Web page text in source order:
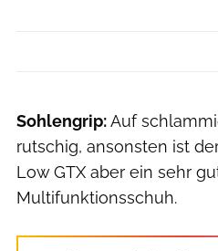
Sohlengrip:Auf
rutschig, ansonsten ist
Low GTX aber ein sehr
Multifunktionsschuh.